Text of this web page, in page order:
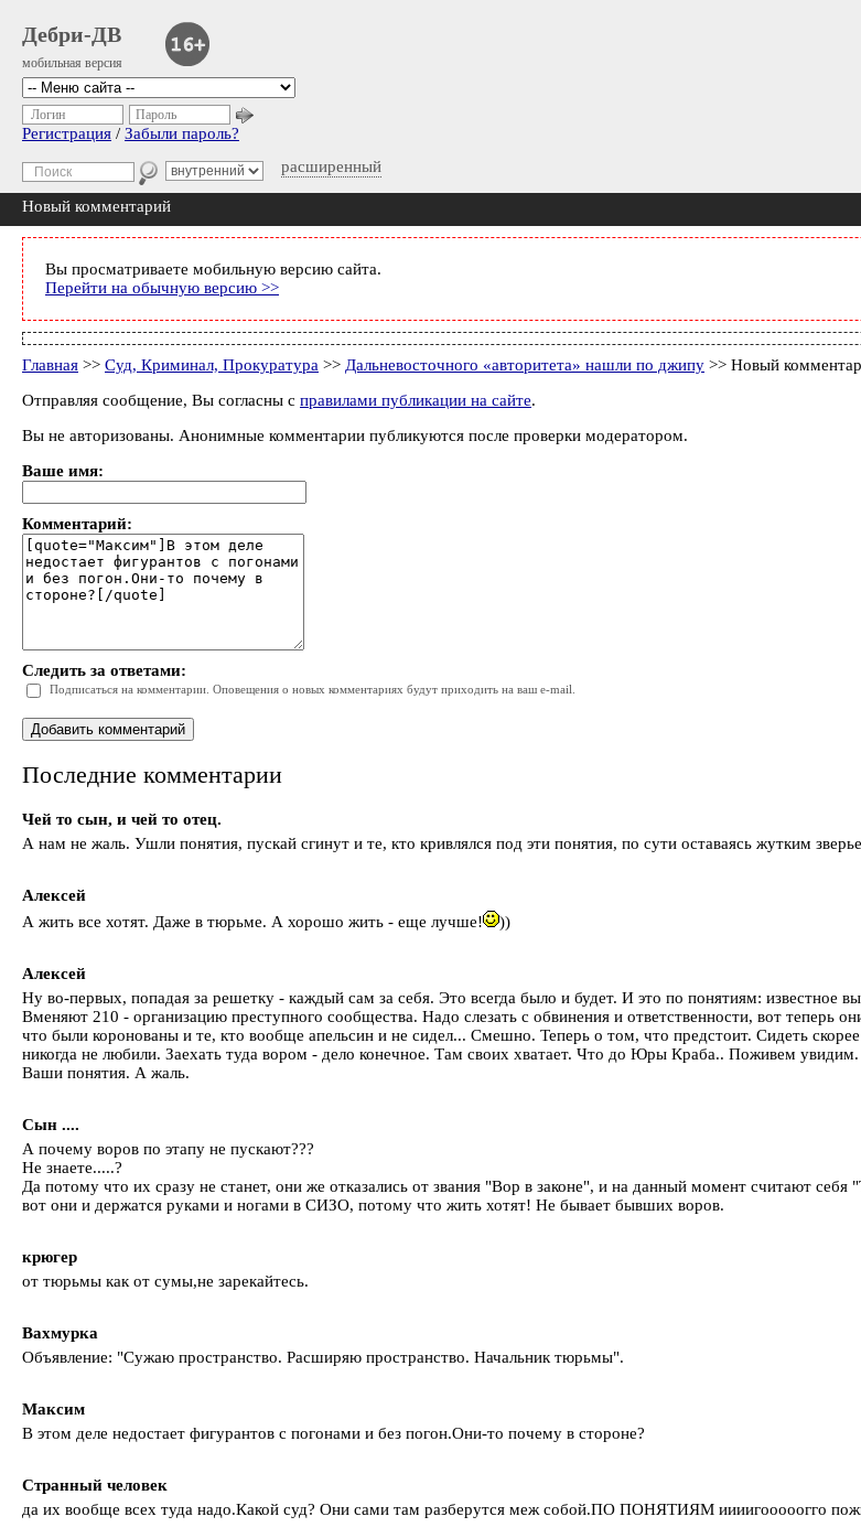
Дебри-ДВ
мобильная версия
расширенный
Логин Пароль
Регистрация / Забыли пароль?
Новый комментарий
Вы просматриваете мобильную версию сайта.
Перейти на обычную версию >>
Главная >> Суд, Криминал, Прокуратура >> Дальневосточного «авторитета» нашли по джипу >> Новый
Отправляя сообщение, Вы согласны с правилами публикации на сайте.
Вы не авторизованы. Анонимные комментарии публикуются после проверки модератором.
Ваше имя:
Комментарий:
Следить за ответами:
Подписаться на комментарии. Оповещения о новых комментариях будут приходить на ваш e-mail.
Последние комментарии
Чей то сын, и чей то отец.
А нам не жаль. Ушли понятия, пускай сгинут и те, кто кривлялся под эти понятия, по сути оставаясь жутким
Алексей
А жить все хотят. Даже в тюрьме. А хорошо жить - еще лучше!
))
Алексей
Ну во-первых, попадая за решетку - каждый сам за себя. Это всегда было и будет. И это по понятиям: известное
Вменяют 210 - организацию преступного сообщества. Надо слезать с обвинения и ответственности, вот
что были коронованы и те, кто вообще апельсин и не сидел... Смешно. Теперь о том, что предстоит. Сидеть
никогда не любили. Заехать туда вором - дело конечное. Там своих хватает. Что до Юры Краба.. Поживем
Ваши понятия. А жаль.
Сын ....
А почему воров по этапу не пускают???
Не знаете.....?
Да потому что их сразу не станет, они же отказались от звания "Вор в законе", и на данный момент считают себя
вот они и держатся руками и ногами в СИЗО, потому что жить хотят! Не бывает бывших воров.
крюгер
от тюрьмы как от сумы,не зарекайтесь.
Вахмурка
Объявление: "Сужаю пространство. Расширяю пространство. Начальник тюрьмы".
Максим
В этом деле недостает фигурантов с погонами и без погон.Они-то почему в стороне?
Странный человек
да их вообще всех туда надо.Какой суд? Они сами там разберутся меж собой.ПО ПОНЯТИЯМ иииигооооогго